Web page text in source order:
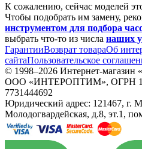
К сожалению, сейчас моделей
Чтобы подобрать им замену,
инструментом для подбора
выбрать что-то из числа наших
ГарантииВозврат товараОб
сайтаПользовательское
© 1998–2026 Интернет-магазин
ООО «ИНТЕРОПТИМ», ОГРН
7731444692
Юридический адрес: 121467, г.
Молодогвардейская, д.8, эт.1,